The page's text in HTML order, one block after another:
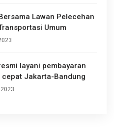
Lawan Pelecehan
Umum
layani pembayaran
Jakarta-Bandung